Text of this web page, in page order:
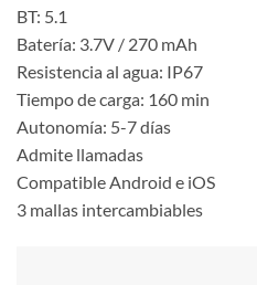
BT: 5.1
Batería: 3.7V / 270 mAh
Resistencia al agua: IP67
Tiempo de carga: 160 min
Autonomía: 5-7 días
Admite llamadas
Compatible Android e iOS
3 mallas intercambiables